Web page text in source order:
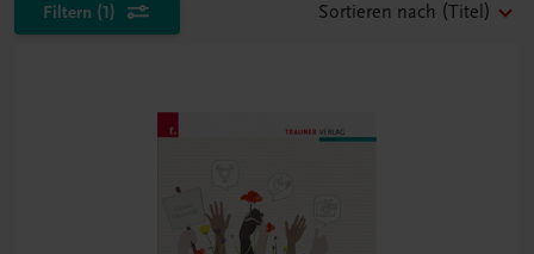
Filtern (1) Sortieren nach (Titel)